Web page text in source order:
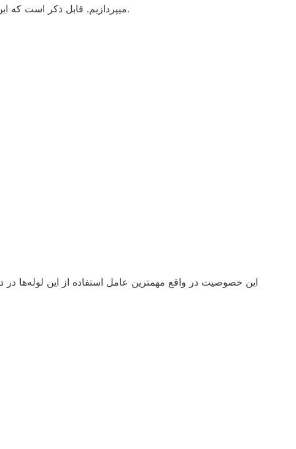
میپردازیم. قابل ذکر است که این مزایا تنها بخشی از مشخصات و مزایای بسیار عالی است و برای هر کدام از کاربردهای این لوله‌ها میتوان مزایای بسیاری نام برد.
اين خصوصيت در واقع مهمترين عامل استفاده از اين لوله‌ها